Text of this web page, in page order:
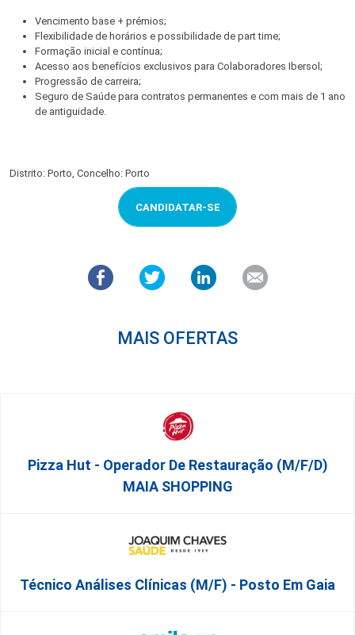
Vencimento base + prémios;
Flexibilidade de horários e possibilidade de part time;
Formação inicial e contínua;
Acesso aos benefícios exclusivos para Colaboradores Ibersol;
Progressão de carreira;
Seguro de Saúde para contratos permanentes e com mais de 1 ano
de antiguidade.
Distrito: Porto, Concelho: Porto
CANDIDATAR-SE
MAIS OFERTAS
Pizza Hut - Operador De Restauração (m/f/d)
MAIA SHOPPING
Técnico Análises Clínicas (M/F) - Posto Em Gaia